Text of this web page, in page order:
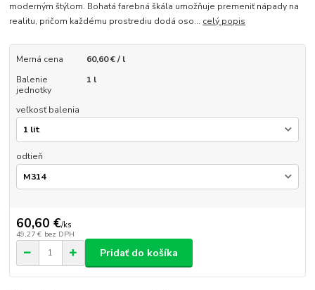
moderným štýlom. Bohatá farebná škála umožňuje premeniť nápady na
realitu, pričom každému prostrediu dodá oso... celý popis
Merná cena
60,60 € / l
Balenie
jednotky
1 l
veľkosť balenia
odtieň
60,60 €/ks
49,27 € bez DPH
Pridať do košíka